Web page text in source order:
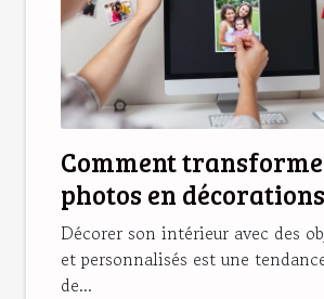
Comment
photos en décorations
magnétiques
Décorer son intérieur avec des
et personnalisés est une
de...